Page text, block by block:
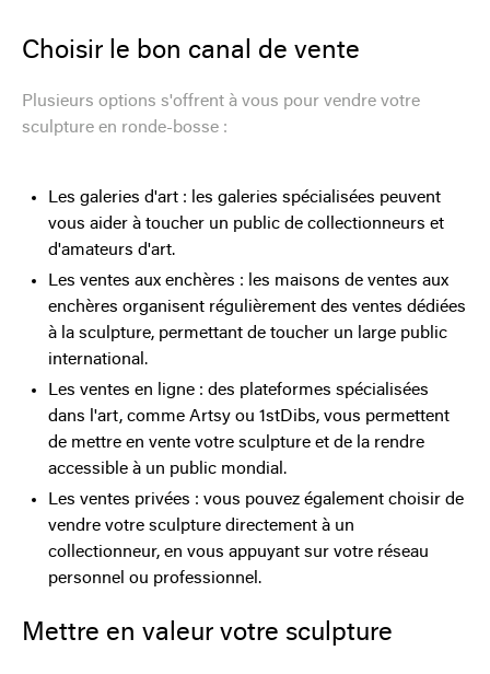
Choisir le bon canal de vente
Plusieurs options s'offrent à vous pour vendre votre
sculpture en ronde-bosse :
Les galeries d'art : les galeries spécialisées peuvent
vous aider à toucher un public de collectionneurs et
d'amateurs d'art.
Les ventes aux enchères : les maisons de ventes aux
enchères organisent régulièrement des ventes dédiées
à la sculpture, permettant de toucher un large public
international.
Les ventes en ligne : des plateformes spécialisées
dans l'art, comme Artsy ou 1stDibs, vous permettent
de mettre en vente votre sculpture et de la rendre
accessible à un public mondial.
Les ventes privées : vous pouvez également choisir de
vendre votre sculpture directement à un
collectionneur, en vous appuyant sur votre réseau
personnel ou professionnel.
Mettre en valeur votre sculpture